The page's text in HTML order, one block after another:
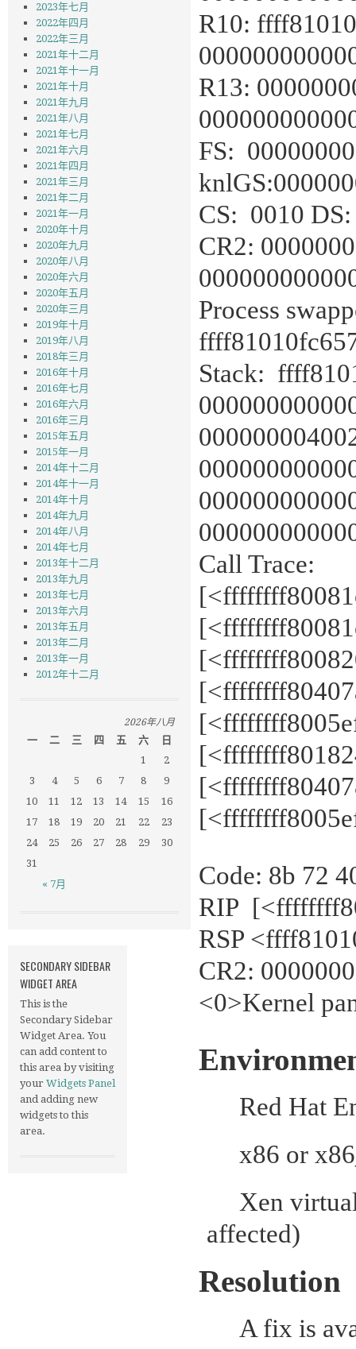
R10:
R13:
FS:
CS: 0010
CR2:
Process
Stack:
Call Trace:
Code: 8b 72
RIP
RSP
CR2:
<0>Kernel
Red Hat
x86 or
Xen
affected)
Resolution
A fix is
2023年七月
2022年四月
2022年三月
2021年十二月
2021年十一月
2021年十月
2021年九月
2021年八月
2021年七月
2021年六月
2021年四月
2021年三月
2021年二月
2021年一月
2020年十月
2020年九月
2020年八月
2020年六月
2020年五月
2020年三月
2019年十月
2019年八月
2018年三月
2016年十月
2016年七月
2016年六月
2016年三月
2015年五月
2015年一月
2014年十二月
2014年十一月
2014年十月
2014年九月
2014年八月
2014年七月
2013年十二月
2013年九月
2013年七月
2013年六月
2013年五月
2013年二月
2013年一月
2012年十二月
2026年八月
一 二 三 四 五 六 日
« 7月
1
2
3
4 5 6 7 8
9
10
11 12 13 14 15
16
17
18 19 20 21 22
23
24
25 26 27 28 29
30
31
SECONDARY SIDEBAR
WIDGET AREA
This is the
Secondary Sidebar
Widget Area. You
can add content to
this area by visiting
your Widgets Panel
and adding new
widgets to this
area.